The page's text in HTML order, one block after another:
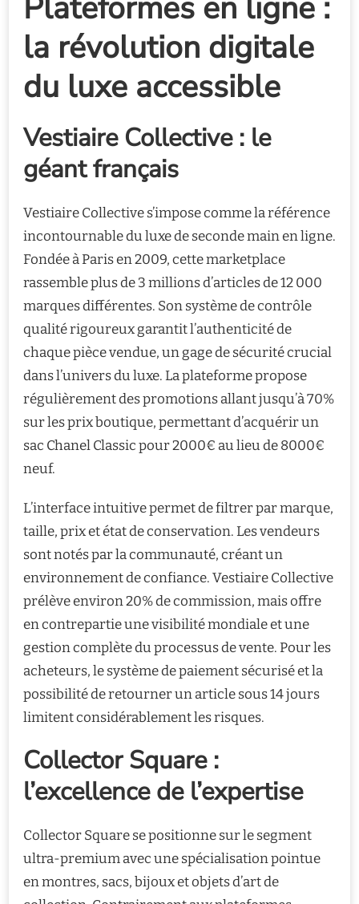
la révolution digitale
du luxe accessible
Vestiaire Collective : le
géant français
Vestiaire Collective s’impose comme la référence
incontournable du luxe de seconde main en ligne.
Fondée à Paris en 2009, cette marketplace
rassemble plus de 3 millions d’articles de 12 000
marques différentes. Son système de contrôle
qualité rigoureux garantit l’authenticité de
chaque pièce vendue, un gage de sécurité crucial
dans l’univers du luxe. La plateforme propose
régulièrement des promotions allant jusqu’à 70%
sur les prix boutique, permettant d’acquérir un
sac Chanel Classic pour 2000€ au lieu de 8000€
neuf.
L’interface intuitive permet de filtrer par marque,
taille, prix et état de conservation. Les vendeurs
sont notés par la communauté, créant un
environnement de confiance. Vestiaire Collective
prélève environ 20% de commission, mais offre
en contrepartie une visibilité mondiale et une
gestion complète du processus de vente. Pour les
acheteurs, le système de paiement sécurisé et la
possibilité de retourner un article sous 14 jours
limitent considérablement les risques.
Collector Square :
l’excellence de l’expertise
Collector Square se positionne sur le segment
ultra-premium avec une spécialisation pointue
en montres, sacs, bijoux et objets d’art de